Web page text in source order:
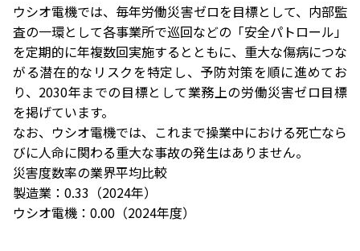
ウシオ電機では、毎年労働災害ゼロを目標として、内部監
査の一環として各事業所で巡回などの「安全パトロール」
を定期的に年複数回実施するとともに、重大な傷病につな
がる潜在的なリスクを特定し、予防対策を順に進めてお
り、2030年までの目標として業務上の労働災害ゼロ目標
を掲げています。
なお、ウシオ電機では、これまで操業中における死亡なら
びに人命に関わる重大な事故の発生はありません。
災害度数率の業界平均比較
製造業：0.33（2024年）
ウシオ電機：0.00（2024年度）